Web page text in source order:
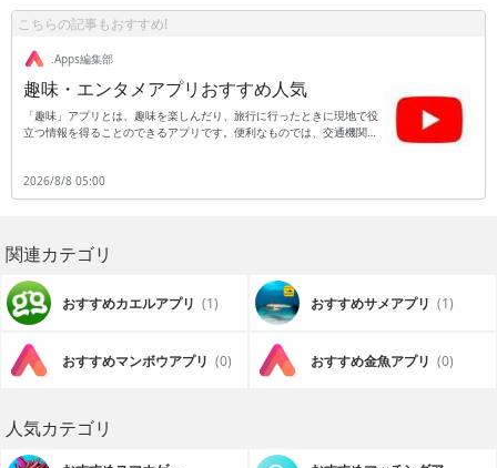
こちらの記事もおすすめ!
.Apps編集部
趣味・エンタメアプリおすすめ人気
「趣味」アプリとは、趣味を楽しんだり、旅行に行ったときに現地で役
立つ情報を得ることのできるアプリです。便利なものでは、交通機関の
方法を具体的に知ることができます。さらに、語学の勉強や海外旅行に
役立つのが翻訳アプリです。日本語を入力すると翻訳したい国の言葉に
ムーズだと安心して旅行を続けることができます。趣味でお出かけが多
い人にもおすすめです。
2026/8/8 05:00
関連カテゴリ
おすすめカエルアプリ (1) おすすめサメアプリ (1)
おすすめマンボウアプリ (0) おすすめ金魚アプリ (0)
人気カテゴリ